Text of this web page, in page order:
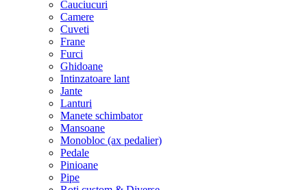
Cauciucuri
Camere
Cuveti
Frane
Furci
Ghidoane
Intinzatoare lant
Jante
Lanturi
Manete schimbator
Mansoane
Monobloc (ax pedalier)
Pedale
Pinioane
Pipe